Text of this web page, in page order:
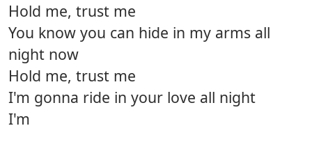
Hold me, trust me
You know you can hide in my arms all
night now
Hold me, trust me
I'm gonna ride in your love all night
I'm